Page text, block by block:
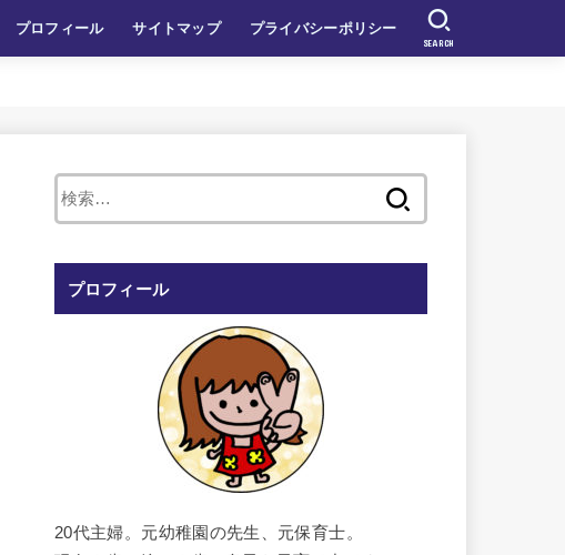
プロフィール サイトマップ プライバシーポリシー
SEARCH
プロフィール
20代主婦。元幼稚園の先生、元保育士。